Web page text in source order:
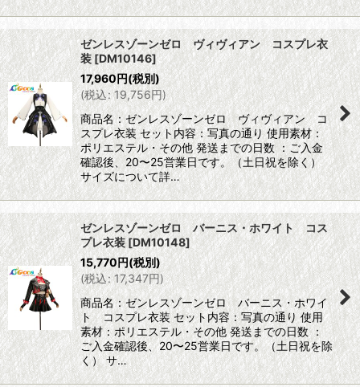
ゼンレスゾーンゼロ ヴィヴィアン コスプレ衣
装 [DM10146]
17,960円(税別)
(税込: 19,756円)
商品名：ゼンレスゾーンゼロ ヴィヴィアン コ
スプレ衣装 セット内容：写真の通り 使用素材：
ポリエステル・その他 発送までの日数 ：ご入金
確認後、20〜25営業日です。（土日祝を除く）
サイズについて詳…
ゼンレスゾーンゼロ バーニス・ホワイト コス
プレ衣装 [DM10148]
15,770円(税別)
(税込: 17,347円)
商品名：ゼンレスゾーンゼロ バーニス・ホワイ
ト コスプレ衣装 セット内容：写真の通り 使用
素材：ポリエステル・その他 発送までの日数 ：
ご入金確認後、20〜25営業日です。（土日祝を除
く） サ…